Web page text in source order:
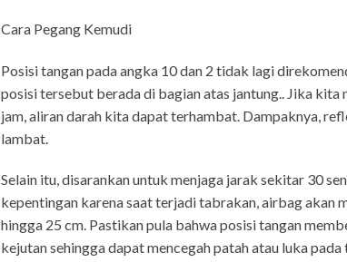
Cara Pegang Kemudi
Posisi tangan pada angka 10 dan 2 tidak lagi
posisi tersebut berada di bagian atas jantung.. Jika
jam, aliran darah kita dapat terhambat. Dampaknya,
lambat.
Selain itu, disarankan untuk menjaga jarak sekitar 30
kepentingan karena saat terjadi tabrakan, airbag akan
hingga 25 cm. Pastikan pula bahwa posisi tangan
kejutan sehingga dapat mencegah patah atau luka pada